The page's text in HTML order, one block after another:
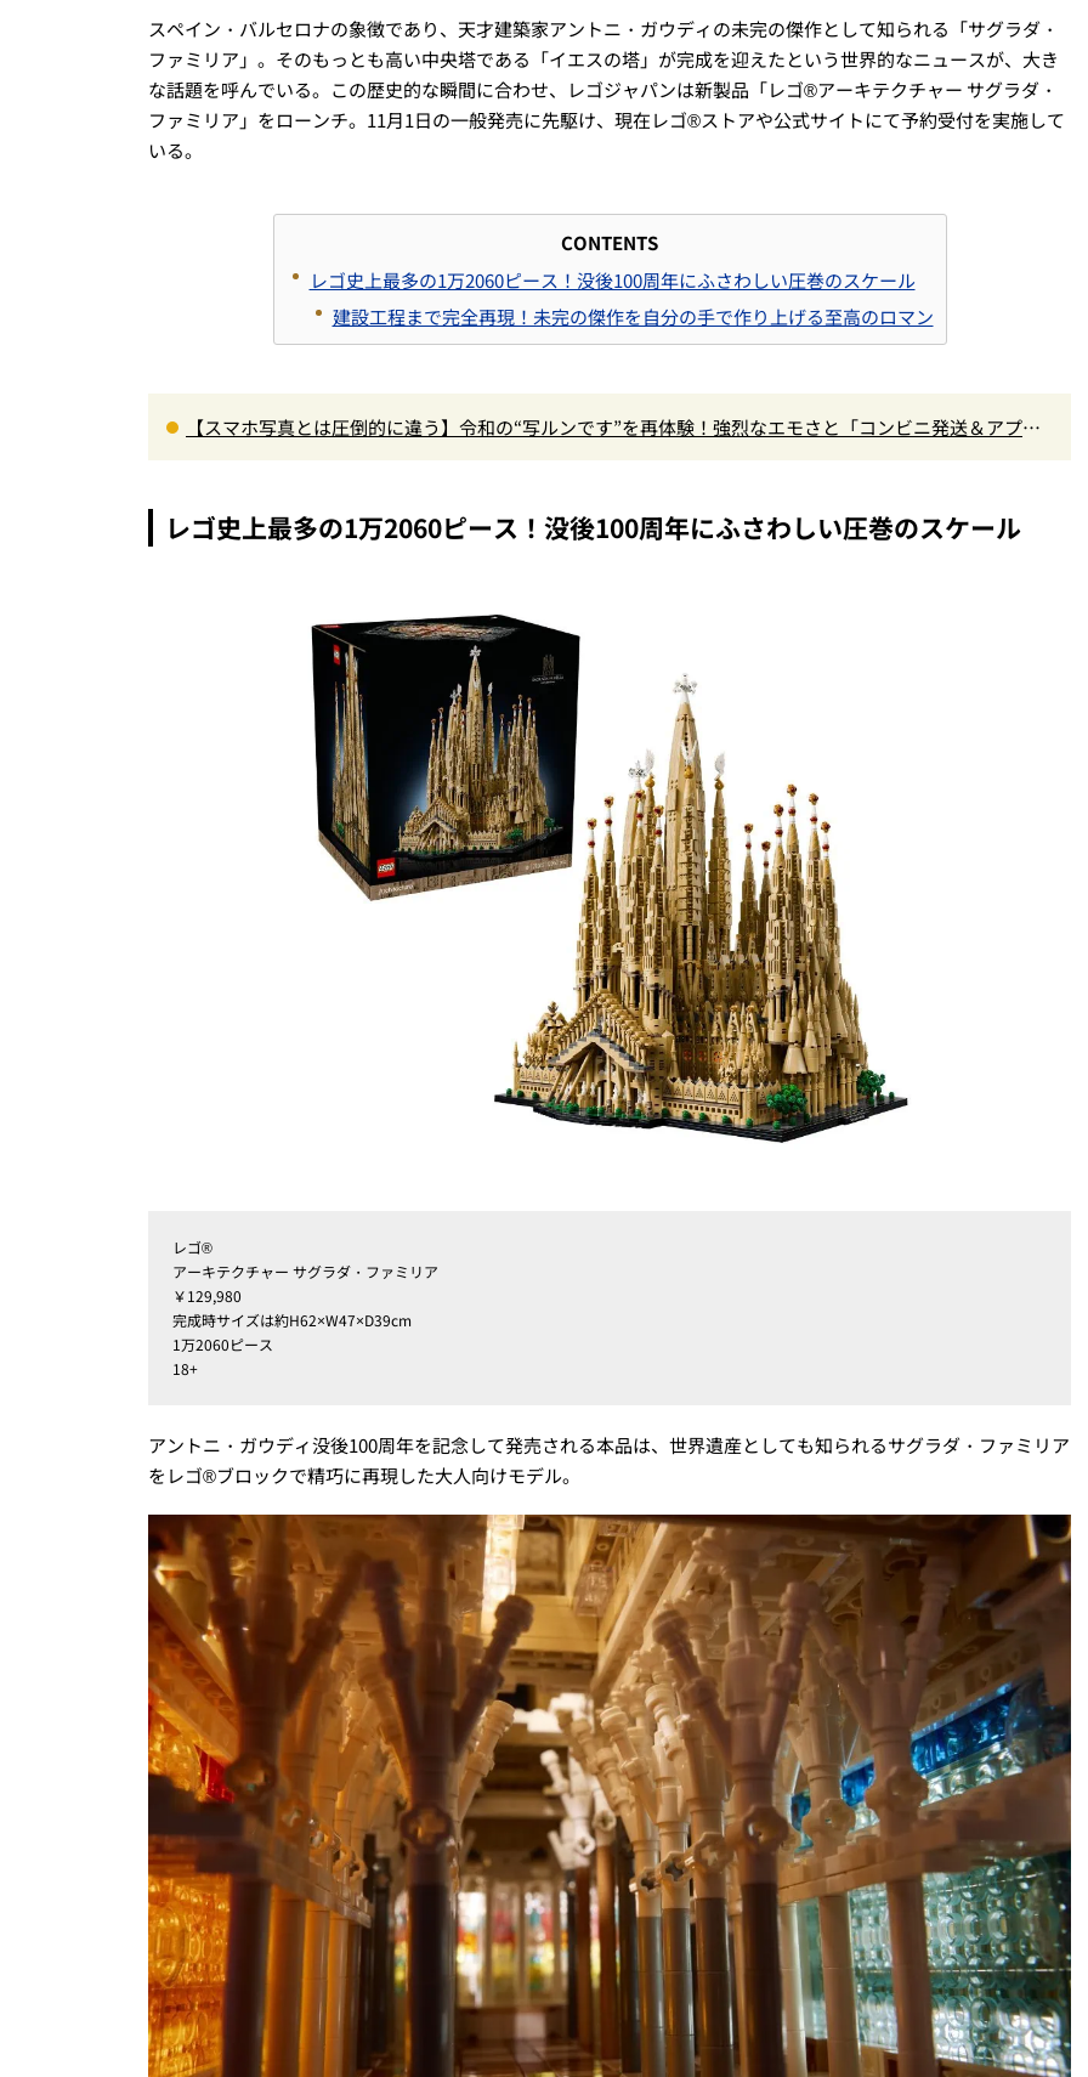
スペイン・バルセロナの象徴であり、天才建築家アントニ・ガウディの未完の傑作として知られる「サグラダ・
ファミリア」。そのもっとも高い中央塔である「イエスの塔」が完成を迎えたという世界的なニュースが、大き
な話題を呼んでいる。この歴史的な瞬間に合わせ、レゴジャパンは新製品「レゴ®︎アーキテクチャー サグラダ・
ファミリア」をローンチ。11月1日の一般発売に先駆け、現在レゴ®︎ストアや公式サイトにて予約受付を実施して
いる。
CONTENTS
レゴ史上最多の1万2060ピース！没後100周年にふさわしい圧巻のスケール
建設工程まで完全再現！未完の傑作を自分の手で作り上げる至高のロマン
【スマホ写真とは圧倒的に違う】令和の“写ルンです”を再体験！強烈なエモさと「コンビニ発送＆アプリ
レゴ史上最多の1万2060ピース！没後100周年にふさわしい圧巻のスケール
レゴ®︎
アーキテクチャー サグラダ・ファミリア
￥129,980
完成時サイズは約H62×W47×D39cm
1万2060ピース
18+
アントニ・ガウディ没後100周年を記念して発売される本品は、世界遺産としても知られるサグラダ・ファミリア
をレゴ®ブロックで精巧に再現した大人向けモデル。